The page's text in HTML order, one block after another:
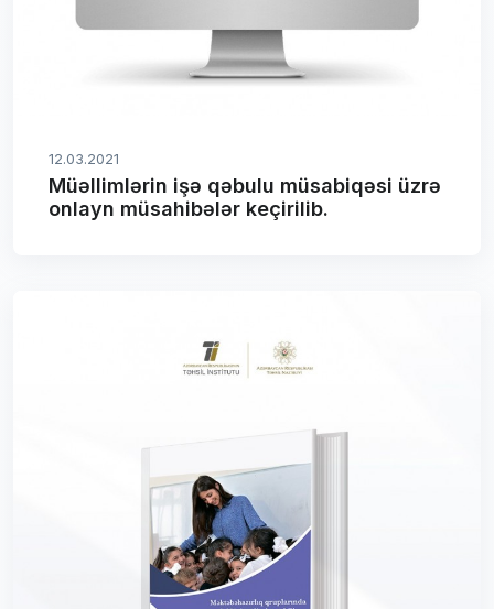
12.03.2021
Müəllimlərin işə qəbulu müsabiqəsi üzrə
onlayn müsahibələr keçirilib.